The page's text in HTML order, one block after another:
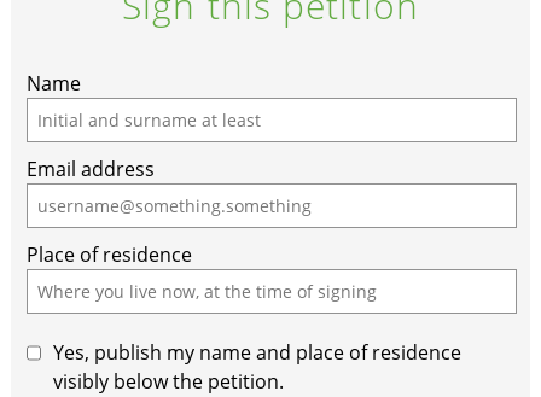
Name
Email address
Place of residence
Yes, publish my name and place of residence
visibly below the petition.